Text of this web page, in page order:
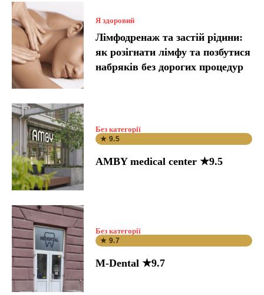
Я здоровий
Лімфодренаж та застій рідини:
як розігнати лімфу та позбутися
набряків без дорогих процедур
Без категорії
★ 9.5
AMBY medical center ★9.5
Без категорії
★ 9.7
M-Dental ★9.7